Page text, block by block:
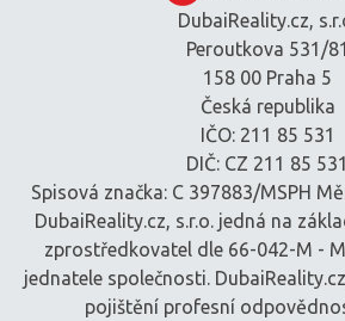
DubaiReality.cz,
Peroutkova 531/81
158 00 Praha 5
Česká republika
IČO: 211 85 531
DIČ: CZ 211 85 531
Spisová značka: C 397883/MSPH
DubaiReality.cz, s.r.o. jedná na
zprostředkovatel dle 66-042-M -
jednatele společnosti.
pojištění profesní